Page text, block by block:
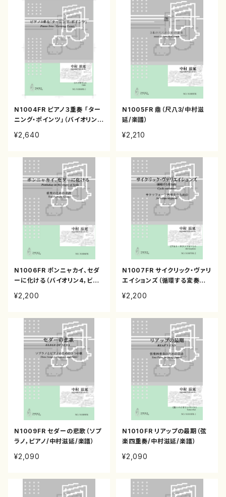
N1004FR ピアノ３重奏 「ター
ニング・ポインツ」（バイオリン、
¥2,640
N1005FR 鼎（尺八3/中村滋
延/楽譜）
¥2,210
N1006FR ポンニャカイ、セダ
ーに化ける（バイオリン4，ビオ
村滋延/楽譜）
¥2,200
N1007FR サイクリック・ヴァリ
エイションズ（循環する変奏曲）
延/楽譜）
¥2,200
N1009FR セダーの悲歌（ソプ
ラノ，ピアノ/中村滋延/楽譜）
¥2,090
N1010FR リアップの最期（弦
楽四重奏/中村滋延/楽譜）
¥2,090